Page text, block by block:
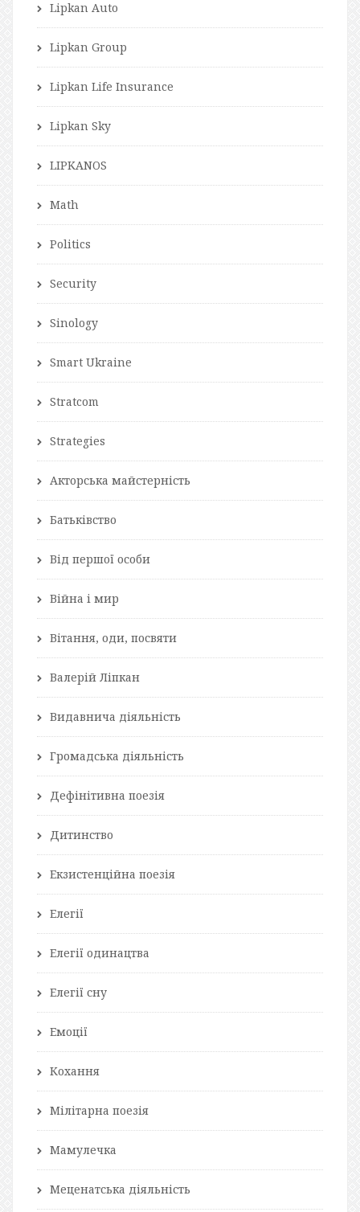
Lipkan Auto
Lipkan Group
Lipkan Life Insurance
Lipkan Sky
LIPKANOS
Math
Politics
Security
Sinology
Smart Ukraine
Stratcom
Strategies
Акторська майстерність
Батьківство
Від першої особи
Війна і мир
Вітання, оди, посвяти
Валерій Ліпкан
Видавнича діяльність
Громадська діяльність
Дефінітивна поезія
Дитинство
Екзистенційна поезія
Елегії
Елегії одинацтва
Елегії сну
Емоції
Кохання
Мілітарна поезія
Мамулечка
Меценатська діяльність